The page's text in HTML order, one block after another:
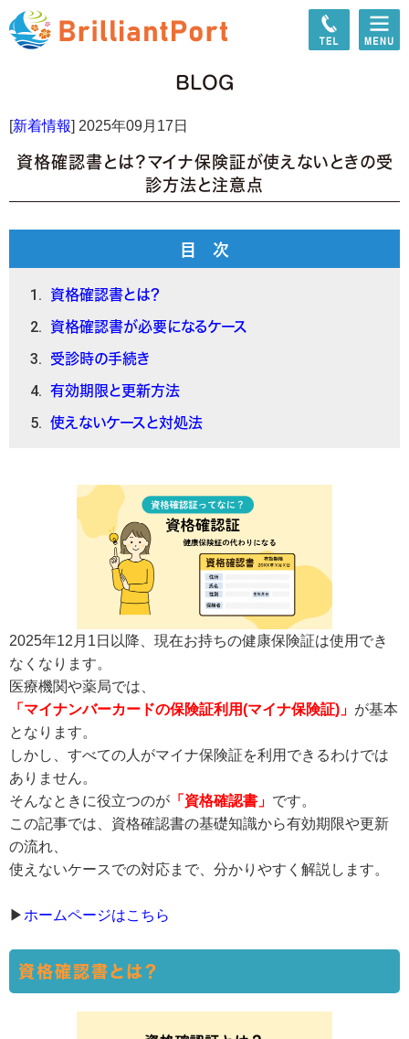
BLOG
[新着情報] 2025年09月17日
資格確認書とは？マイナ保険証が使えないときの受
診方法と注意点
目 次
資格確認書とは？
資格確認書が必要になるケース
受診時の手続き
有効期限と更新方法
使えないケースと対処法
2025年12月1日以降、現在お持ちの健康保険証は使用でき
なくなります。
医療機関や薬局では、
「マイナンバーカードの保険証利用(マイナ保険証)」 が基本
となります。
しかし、すべての人がマイナ保険証を利用できるわけでは
ありません。
そんなときに役立つのが 「資格確認書」 です。
この記事では、資格確認書の基礎知識から有効期限や更新
の流れ、
使えないケースでの対応まで、分かりやすく解説します。
▶ ホームページはこちら
資格確認書とは？